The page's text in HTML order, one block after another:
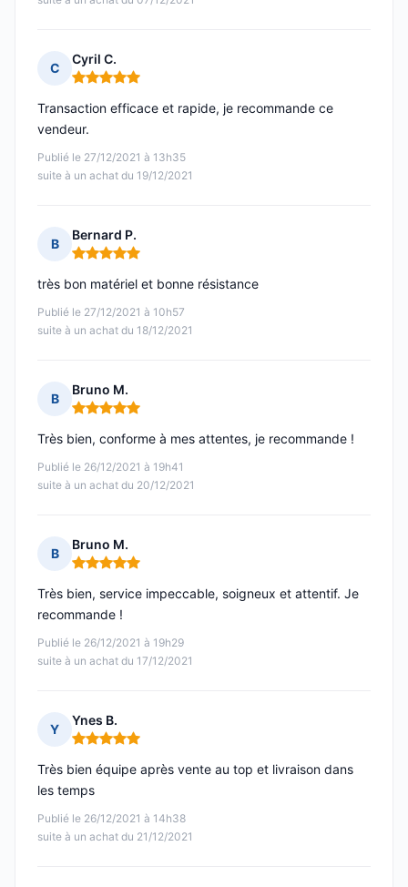
C
Cyril C.
Note : 5 sur 5
Publié le 27/12/2021 à 13h35
suite à un achat du 19/12/2021
Transaction efficace et rapide, je recommande ce
vendeur.
B
Bernard P.
Note : 5 sur 5
Publié le 27/12/2021 à 10h57
suite à un achat du 18/12/2021
très bon matériel et bonne résistance
B
Bruno M.
Note : 5 sur 5
Publié le 26/12/2021 à 19h41
suite à un achat du 20/12/2021
Très bien, conforme à mes attentes, je recommande !
B
Bruno M.
Note : 5 sur 5
Publié le 26/12/2021 à 19h29
suite à un achat du 17/12/2021
Très bien, service impeccable, soigneux et attentif. Je
recommande !
Y
Ynes B.
Note : 5 sur 5
Publié le 26/12/2021 à 14h38
suite à un achat du 21/12/2021
Très bien équipe après vente au top et livraison dans
les temps